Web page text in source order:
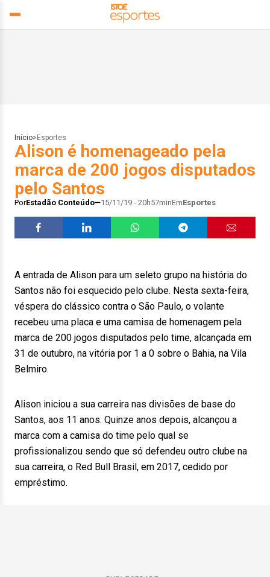
Início> Esportes
Alison é homenageado pela
marca de 200 jogos disputados
pelo Santos
PorEstadão Conteúdo 15/11/19 - 20h57minEmEsportes
A entrada de Alison para um seleto grupo na história do
Santos não foi esquecido pelo clube. Nesta sexta-feira,
véspera do clássico contra o São Paulo, o volante
recebeu uma placa e uma camisa de homenagem pela
marca de 200 jogos disputados pelo time, alcançada em
31 de outubro, na vitória por 1 a 0 sobre o Bahia, na Vila
Belmiro.
Alison iniciou a sua carreira nas divisões de base do
Santos, aos 11 anos. Quinze anos depois, alcançou a
marca com a camisa do time pelo qual se
profissionalizou sendo que só defendeu outro clube na
sua carreira, o Red Bull Brasil, em 2017, cedido por
empréstimo.